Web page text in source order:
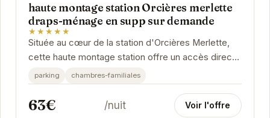
haute montage station Orcières merlette
draps-ménage en supp sur demande
★★★★★
Située au cœur de la station d'Orcières Merlette,
cette haute montage station offre un accès direct
aux pistes de ski et des vues panoramiques...
parking chambres-familiales
63€ /nuit Voir l'offre